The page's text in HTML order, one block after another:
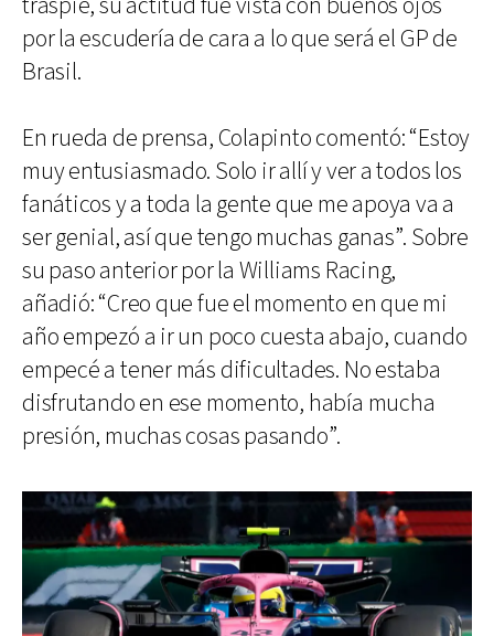
por la escudería de cara a lo que será el GP de
Brasil.
En rueda de prensa, Colapinto comentó: “Estoy
muy entusiasmado. Solo ir allí y ver a todos los
fanáticos y a toda la gente que me apoya va a
ser genial, así que tengo muchas ganas”. Sobre
su paso anterior por la Williams Racing,
añadió: “Creo que fue el momento en que mi
año empezó a ir un poco cuesta abajo, cuando
empecé a tener más dificultades. No estaba
disfrutando en ese momento, había mucha
presión, muchas cosas pasando”.